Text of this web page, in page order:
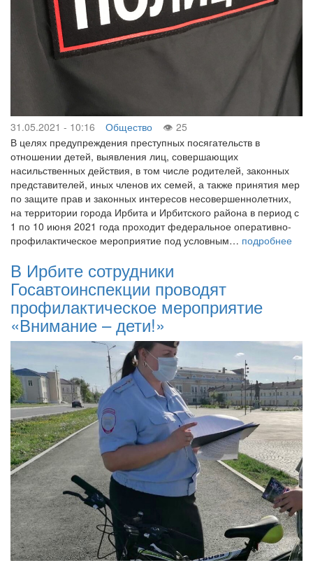
31.05.2021 - 10:16 Общество
25
В целях предупреждения преступных посягательств в
отношении детей, выявления лиц, совершающих
насильственных действия, в том числе родителей, законных
представителей, иных членов их семей, а также принятия мер
по защите прав и законных интересов несовершеннолетних,
на территории города Ирбита и Ирбитского района в период с
1 по 10 июня 2021 года проходит федеральное оперативно-
профилактическое мероприятие под условным… подробнее
В Ирбите сотрудники
Госавтоинспекции проводят
профилактическое мероприятие
«Внимание – дети!»